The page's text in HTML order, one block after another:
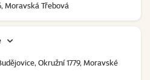
Moravská Třebová
Okružní 1779, Moravské